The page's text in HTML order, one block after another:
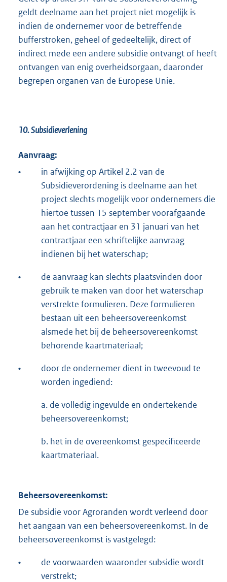
geldt deelname aan het project niet mogelijk is
indien de ondernemer voor de betreffende
bufferstroken, geheel of gedeeltelijk, direct of
indirect mede een andere subsidie ontvangt of heeft
ontvangen van enig overheidsorgaan, daaronder
begrepen organen van de Europese Unie.
10. Subsidieverlening
Aanvraag:
•
in afwijking op Artikel 2.2 van de
Subsidieverordening is deelname aan het
project slechts mogelijk voor ondernemers die
hiertoe tussen 15 september voorafgaande
aan het contractjaar en 31 januari van het
contractjaar een schriftelijke aanvraag
indienen bij het waterschap;
•
de aanvraag kan slechts plaatsvinden door
gebruik te maken van door het waterschap
verstrekte formulieren. Deze formulieren
bestaan uit een beheersovereenkomst
alsmede het bij de beheersovereenkomst
behorende kaartmateriaal;
•
door de ondernemer dient in tweevoud te
worden ingediend:
a. de volledig ingevulde en ondertekende
beheersovereenkomst;
b. het in de overeenkomst gespecificeerde
kaartmateriaal.
Beheersovereenkomst:
De subsidie voor Agroranden wordt verleend door
het aangaan van een beheersovereenkomst. In de
beheersovereenkomst is vastgelegd:
•
de voorwaarden waaronder subsidie wordt
verstrekt;